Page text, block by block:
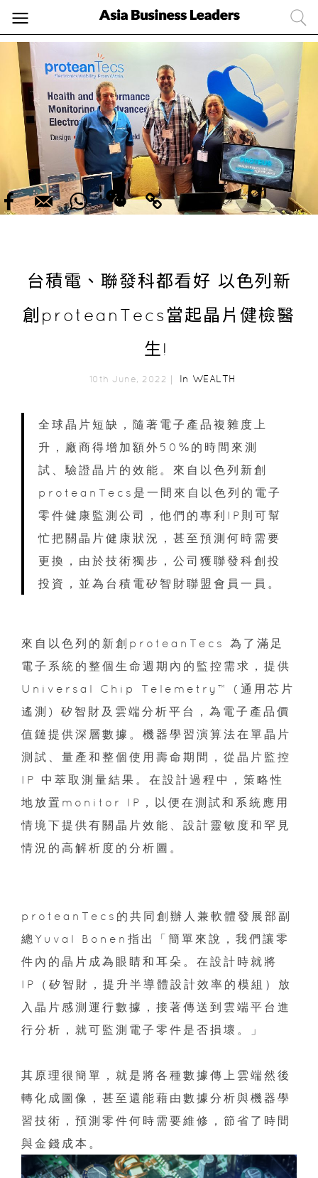
台積電、聯發科都看好 以色列新
創proteanTecs當起晶片健檢醫
生!
10th June, 2022｜ In WEALTH
全球晶片短缺，隨著電子產品複雜度上
升，廠商得增加額外50%的時間來測
試、驗證晶片的效能。來自以色列新創
proteanTecs是一間來自以色列的電子
零件健康監測公司，他們的專利IP則可幫
忙把關晶片健康狀況，甚至預測何時需要
更換，由於技術獨步，公司獲聯發科創投
投資，並為台積電矽智財聯盟會員一員。
來自以色列的新創proteanTecs 為了滿足
電子系統的整個生命週期內的監控需求，提供
Universal Chip Telemetry™ (通用芯片
遙測) 矽智財及雲端分析平台，為電子產品價
值鏈提供深層數據。機器學習演算法在單晶片
測試、量產和整個使用壽命期間，從晶片監控
IP 中萃取測量結果。在設計過程中，策略性
地放置monitor IP，以便在測試和系統應用
情境下提供有關晶片效能、設計靈敏度和罕見
情況的高解析度的分析圖。
proteanTecs的共同創辦人兼軟體發展部副
總Yuval Bonen指出「簡單來說，我們讓零
件內的晶片成為眼睛和耳朵。在設計時就將
IP（矽智財，提升半導體設計效率的模組）放
入晶片感測運行數據，接著傳送到雲端平台進
行分析，就可監測電子零件是否損壞。」
其原理很簡單，就是將各種數據傳上雲端然後
轉化成圖像，甚至還能藉由數據分析與機器學
習技術，預測零件何時需要維修，節省了時間
與金錢成本。